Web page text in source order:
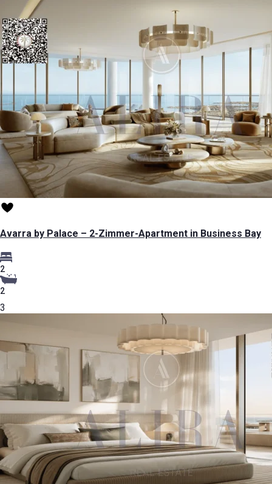
Avarra by Palace – 2-Zimmer-Apartment in Business Bay
2
2
3